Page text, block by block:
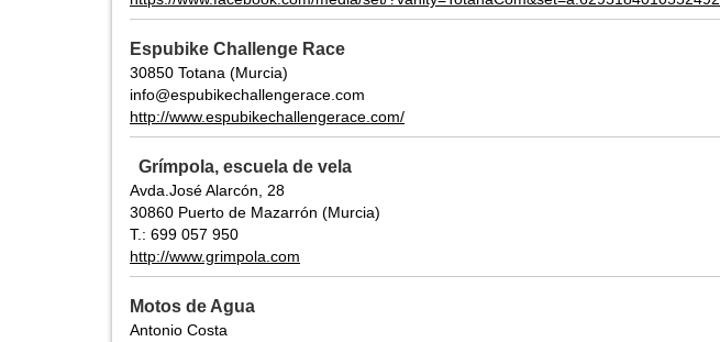
Espubike Challenge Race
30850 Totana (Murcia)
info@espubikechallengerace.com
http://www.espubikechallengerace.com/
Grímpola, escuela de vela
Avda.José Alarcón, 28
30860 Puerto de Mazarrón (Murcia)
T.: 699 057 950
http://www.grimpola.com
Motos de Agua
Antonio Costa